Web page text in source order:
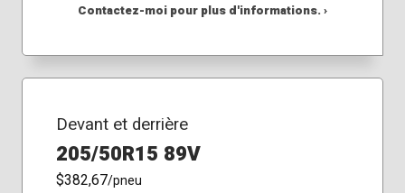
Contactez-moi pour plus d'informations. ›
Devant et derrière
205/50R15 89V
$382,67/pneu